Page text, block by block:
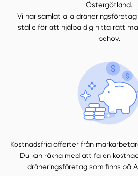
Östergötland.
Vi har samlat alla
ställe för att hjälpa dig hitta rätt
behov.
Kostnadsfria offerter från
Du kan räkna med att få en
dräneringsföretag som finns på